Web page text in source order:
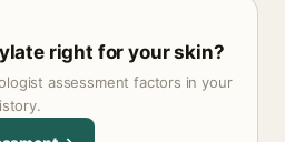
right for your skin?
assessment factors in your